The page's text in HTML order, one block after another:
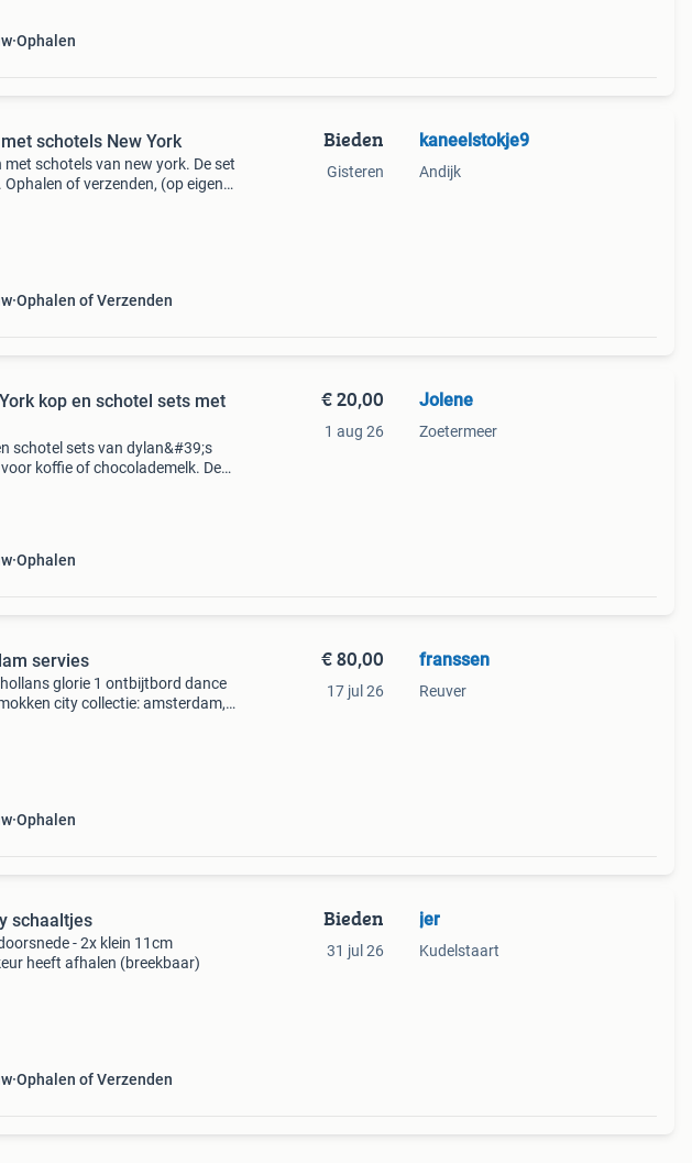
Ophalen
schotels New York
schotels van new york. De set
of verzenden, (op eigen
Ophalen of Verzenden
Bieden
Gisteren
kaneelstokje9
Andijk
kop en schotel sets met
schotel sets van dylan&#39;s
koffie of chocolademelk. De
Ophalen
€ 20,00
1 aug 26
Jolene
Zoetermeer
servies
glorie 1 ontbijtbord dance
city collectie: amsterdam,
Ophalen
€ 80,00
17 jul 26
franssen
Reuver
schaaltjes
- 2x klein 11cm
heeft afhalen (breekbaar)
Ophalen of Verzenden
Bieden
31 jul 26
jer
Kudelstaart